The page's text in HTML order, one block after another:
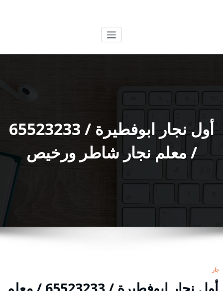
أول نجار ابوفطيرة / 65523233
/ معلم نجار شاطر ورخيص
نجار